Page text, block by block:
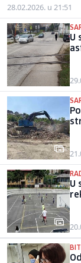
28.02.2026. u 21:51
U
U